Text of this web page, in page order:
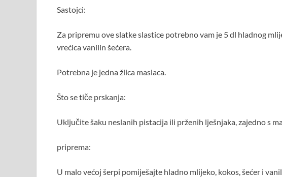
Sastojci:
Za pripremu ove slatke slastice potrebno vam je 5 dl hladnog
vrećica vanilin šećera.
Potrebna je jedna žlica maslaca.
Što se tiče prskanja:
Uključite šaku neslanih pistacija ili prženih lješnjaka, zajedno s
priprema:
U malo većoj šerpi pomiješajte hladno mlijeko, kokos, šećer i